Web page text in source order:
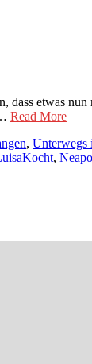
dass etwas
Read More
, Unterwegs
,